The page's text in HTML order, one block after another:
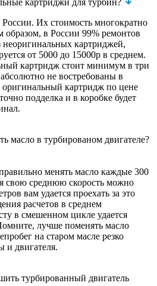
Их стоимость многократно
в России 99% ремонтов
картриджей,
от 5000 до 15000р в среднем.
картридж стоит минимум в три
не востребованы в
картридж по цене
подделка и в коробке будет
масло в турбированом двигателе?
менять масло каждые 300
свою среднюю скорость можно
вам удается проехать за это
расчетов в среднем
в смешенном цикле удается
лучше поменять масло
на старом масле резко
и двигателя.
турбированный двигатель